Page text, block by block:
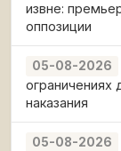
извне:
оппозиции
05-08-2026
ограничениях
наказания
05-08-2026